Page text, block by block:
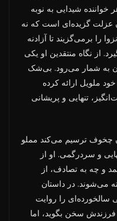
شیدایی به نوبه
عزلت گزیده‌ای است که نه
را برمی‌گزیند تا آزادنه
از نگاه منتقدین او یکی
به شمار می‌رود. بی‌شک
ملویل ارائه کرده
تنهایی و پریشانی
چخوف ترسیم می‌کند مملو
و سردرگمی. او از
و چه به تصادف، از
می‌شوند. در داستان
را روایت
سخن بگوید، اما